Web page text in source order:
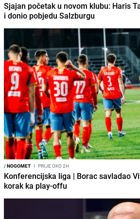
Sjajan početak u novom klubu: Haris
i donio pobjedu Salzburgu
/NOGOMET I PRIJE OKO 2H
Konferencijska liga | Borac savladao
korak ka play-offu